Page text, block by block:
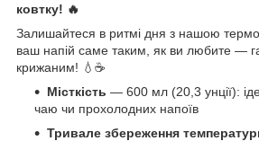
ковтку! 🔥
Залишайтеся в ритмі дня з нашою
ваш напій саме таким, як ви любите —
крижаним! 💧☕
Місткість — 600 мл (20,3 унції):
чаю чи прохолодних напоїв
Тривале збереження